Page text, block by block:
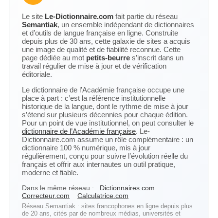
Le site Le-Dictionnaire.com fait partie du réseau
Semantiak, un ensemble indépendant de dictionnaires
et d’outils de langue française en ligne. Construite
depuis plus de 30 ans, cette galaxie de sites a acquis
une image de qualité et de fiabilité reconnue. Cette
page dédiée au mot petits-beurre s’inscrit dans un
travail régulier de mise à jour et de vérification
éditoriale.
Le dictionnaire de l’Académie française occupe une
place à part : c’est la référence institutionnelle
historique de la langue, dont le rythme de mise à jour
s’étend sur plusieurs décennies pour chaque édition.
Pour un point de vue institutionnel, on peut consulter le
dictionnaire de l’Académie française. Le-
Dictionnaire.com assume un rôle complémentaire : un
dictionnaire 100 % numérique, mis à jour
régulièrement, conçu pour suivre l’évolution réelle du
français et offrir aux internautes un outil pratique,
moderne et fiable.
Dans le même réseau :
Dictionnaires.com
Correcteur.com
Calculatrice.com
Réseau Semantiak : sites francophones en ligne depuis plus
de 20 ans, cités par de nombreux médias, universités et